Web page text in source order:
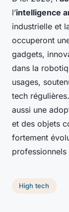
l’intelligence
industrielle et
occuperont
gadgets,
dans la
usages,
tech
aussi une
et des objets
fortement
High tech